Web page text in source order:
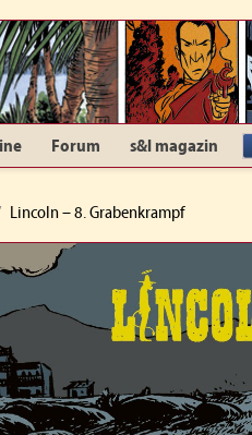
Forum s&l magazin
Lincoln – 8. Grabenkrampf